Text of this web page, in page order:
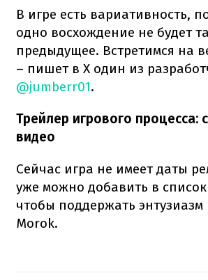
В игре есть вариативность,
одно восхождение не будет
предыдущее. Встретимся на
– пишет в X один из
@jumberr01.
Трейлер игрового процесса:
видео
Сейчас игра не имеет даты
уже можно добавить в
чтобы поддержать
Morok.